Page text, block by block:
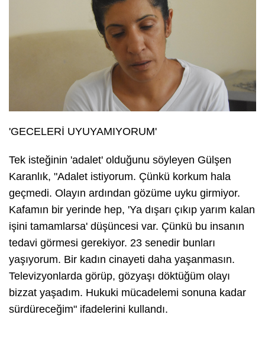
'GECELERİ UYUYAMIYORUM'
Tek isteğinin 'adalet' olduğunu söyleyen Gülşen
Karanlık, "Adalet istiyorum. Çünkü korkum hala
geçmedi. Olayın ardından gözüme uyku girmiyor.
Kafamın bir yerinde hep, 'Ya dışarı çıkıp yarım kalan
işini tamamlarsa' düşüncesi var. Çünkü bu insanın
tedavi görmesi gerekiyor. 23 senedir bunları
yaşıyorum. Bir kadın cinayeti daha yaşanmasın.
Televizyonlarda görüp, gözyaşı döktüğüm olayı
bizzat yaşadım. Hukuki mücadelemi sonuna kadar
sürdüreceğim" ifadelerini kullandı.